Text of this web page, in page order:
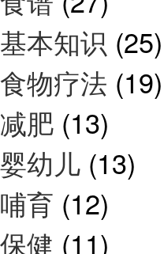
基本知识 (25)
食物疗法 (19)
减肥 (13)
婴幼儿 (13)
哺育 (12)
保健 (11)